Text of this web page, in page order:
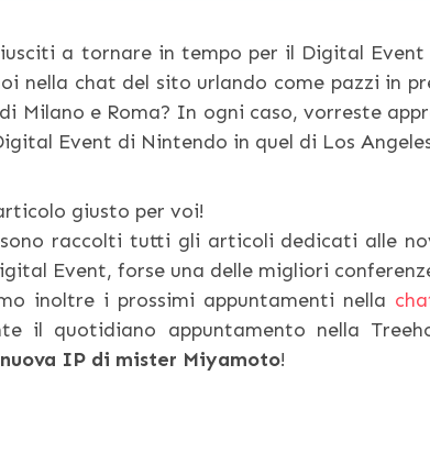
a tornare in tempo per il Digital
nella chat del sito urlando come pazzi in
Milano e Roma? In ogni caso, vorreste
Event di Nintendo in quel di Los
giusto per voi!
raccolti tutti gli articoli dedicati alle
Event, forse una delle migliori
inoltre i prossimi appuntamenti nella
il quotidiano appuntamento nella
IP di mister Miyamoto!